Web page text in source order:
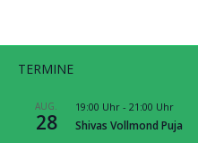
TERMINE
AUG.
28
19:00 Uhr- 21:00 Uhr
Shivas Vollmond Puja